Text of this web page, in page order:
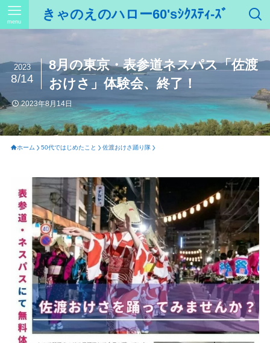
きゃのえのハロー60'sｼｸｽﾃｨ-ｽﾞ
menu
8月の東京・表参道ネスパス「佐渡
おけさ」体験会、終了！
2023
8/14
2023年8月14日
ホーム 50代ではじめたこと 佐渡おけさ踊り隊